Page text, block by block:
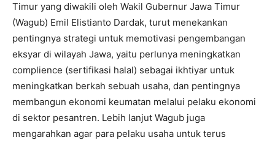
Timur yang diwakili oleh Wakil Gubernur Jawa Timur
(Wagub) Emil Elistianto Dardak, turut menekankan
pentingnya strategi untuk memotivasi pengembangan
eksyar di wilayah Jawa, yaitu perlunya meningkatkan
complience (sertifikasi halal) sebagai ikhtiyar untuk
meningkatkan berkah sebuah usaha, dan pentingnya
membangun ekonomi keumatan melalui pelaku ekonomi
di sektor pesantren. Lebih lanjut Wagub juga
mengarahkan agar para pelaku usaha untuk terus